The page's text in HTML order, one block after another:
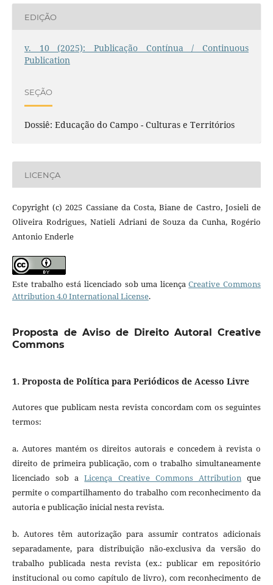
EDIÇÃO
v. 10 (2025): Publicação Contínua / Continuous
Publication
SEÇÃO
Dossiê: Educação do Campo - Culturas e Territórios
LICENÇA
Copyright (c) 2025 Cassiane da Costa, Biane de Castro, Josieli de
Oliveira Rodrigues, Natieli Adriani de Souza da Cunha, Rogério
Antonio Enderle
Este trabalho está licenciado sob uma licençaCreative Commons
Attribution 4.0 International License.
Proposta de Aviso de Direito Autoral Creative
Commons
1. Proposta de Política para Periódicos de Acesso Livre
Autores que publicam nesta revista concordam com os seguintes
termos:
a. Autores mantém os direitos autorais e concedem à revista o
direito de primeira publicação, com o trabalho simultaneamente
licenciado sob aLicença Creative Commons Attributionque
permite o compartilhamento do trabalho com reconhecimento da
autoria e publicação inicial nesta revista.
b. Autores têm autorização para assumir contratos adicionais
separadamente, para distribuição não-exclusiva da versão do
trabalho publicada nesta revista (ex.: publicar em repositório
institucional ou como capítulo de livro), com reconhecimento de